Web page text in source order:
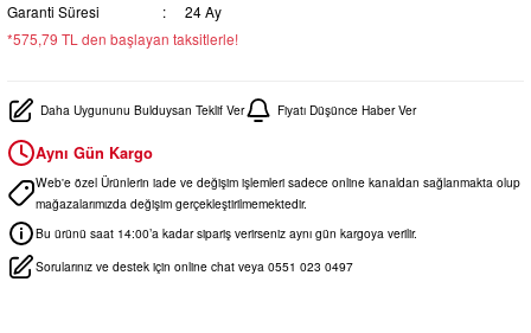
Garanti Süresi
24 Ay
*575,79 TL den başlayan taksitlerle!
Daha Uygununu Bulduysan Teklif Ver Fiyatı Düşünce Haber Ver
Aynı Gün Kargo
Web'e özel Ürünlerin iade ve değişim işlemleri sadece online kanaldan sağlanmakta olup
mağazalarımızda değişim gerçekleştirilmemektedir.
Bu ürünü saat 14:00’a kadar sipariş verirseniz aynı gün kargoya verilir.
Sorularınız ve destek için online chat veya 0551 023 0497